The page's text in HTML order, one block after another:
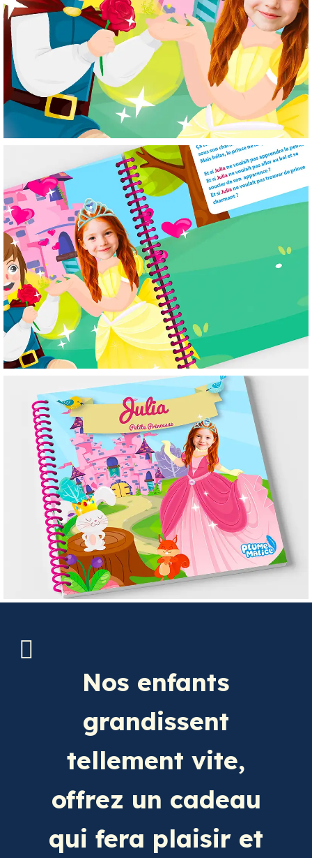
Nos enfants
grandissent
tellement vite,
offrez un cadeau
qui fera plaisir et